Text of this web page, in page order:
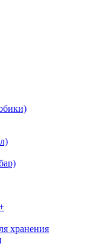
хранения